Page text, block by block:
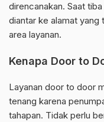
direncanakan. Saat
diantar ke alamat yang
area layanan.
Kenapa Door to
Layanan door to door
tenang karena
tahapan. Tidak perlu